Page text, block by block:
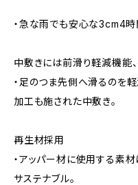
・急な雨でも安心な3cm4時
中敷きには前滑り軽減機能
・足のつま先側へ滑るのを
加工も施された中敷き。
再生材採用
・アッパー材に使用する素
サステナブル。